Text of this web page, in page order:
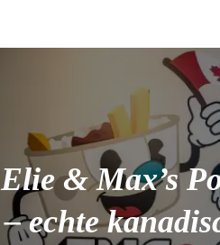
Elie & Max’s
– echte